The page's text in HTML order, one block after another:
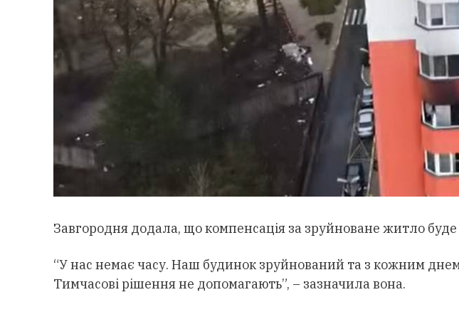
Завгородня додала, що компенсація за зруйноване житло буде
“У нас немає часу. Наш будинок зруйнований та з кожним
Тимчасові рішення не допомагають”, – зазначила вона.